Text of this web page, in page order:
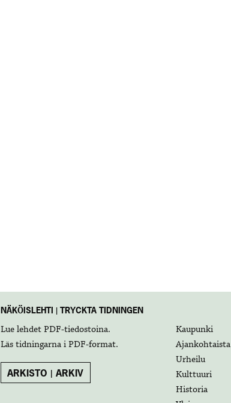
NÄKÖISLEHTI | TRYCKTA TIDNINGEN
Lue lehdet PDF-tiedostoina.
Läs tidningarna i PDF-format.
ARKISTO | ARKIV
Kaupunki
Ajankohtaista
Urheilu
Kulttuuri
Historia